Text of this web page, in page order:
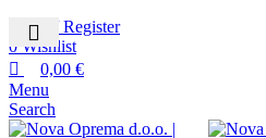
Login / Register
0 Wishlist
0,00 €
Menu
Search